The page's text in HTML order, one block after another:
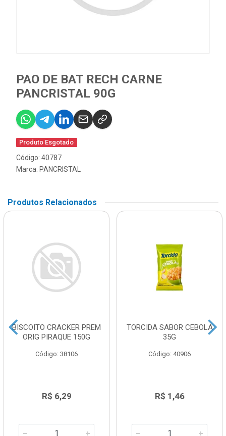
PAO DE BAT RECH CARNE
PANCRISTAL 90G
Produto Esgotado
Código: 40787
Marca: PANCRISTAL
Produtos Relacionados
BISCOITO CRACKER PREM
ORIG PIRAQUE 150G
Código: 38106
R$ 6,29
TORCIDA SABOR CEBOLA
35G
Código: 40906
R$ 1,46